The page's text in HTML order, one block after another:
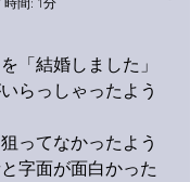
時間: 1分
「結婚しました」
らっしゃったよう
ってなかったよう
字面が面白かった